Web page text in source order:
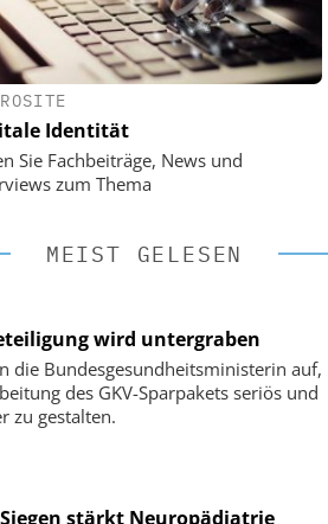
Identität
Sie Fachbeiträge, News und
zum Thema
Digitalisierung im
Von digitaler
Ordnung zur KI-fähigen Steuerung
MEIST GELESEN
wird untergraben
die Bundesgesundheitsministerin auf,
des GKV-Sparpakets seriös und
zu gestalten.
stärkt Neuropädiatrie